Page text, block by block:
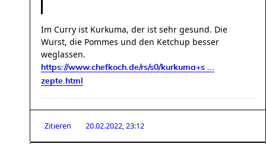
Im Curry ist Kurkuma, der ist sehr gesund. Die
Wurst, die Pommes und den Ketchup besser
weglassen.
https://www.chefkoch.de/rs/s0/kurkuma+s ...
zepte.html
Zitieren 20.02.2022, 23:12